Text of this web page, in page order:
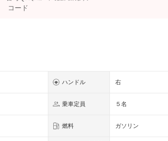
ハンドル 右
乗車定員 ５名
燃料 ガソリン